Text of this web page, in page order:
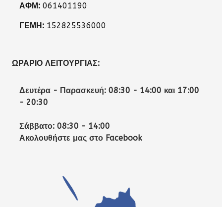
ΑΦΜ: 061401190
ΓΕΜΗ: 152825536000
ΩΡΆΡΙΟ ΛΕΙΤΟΥΡΓΊΑΣ:
Δευτέρα - Παρασκευή: 08:30 - 14:00 και 17:00
- 20:30
Σάββατο: 08:30 - 14:00
Ακολουθήστε μας στο Facebook